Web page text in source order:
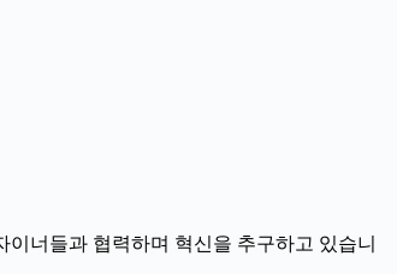
이너들과 협력하며 혁신을 추구하고 있습니